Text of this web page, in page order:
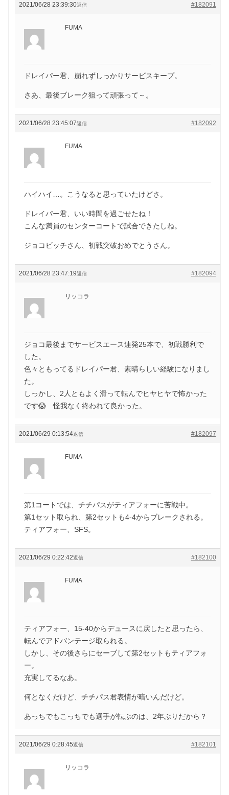
2021/06/28 23:39:30 #182091
返信
FUMA
ドレイパー君、崩れずしっかりサービスキープ。
さあ、最後ブレーク狙って頑張って～。
2021/06/28 23:45:07 #182092
返信
FUMA
ハイハイ…。こうなると思っていたけどさ。
ドレイパー君、いい時間を過ごせたね！
こんな満員のセンターコートで試合できたしね。
ジョコビッチさん、初戦突破おめでとうさん。
2021/06/28 23:47:19 #182094
返信
リッコラ
ジョコ最後までサービスエース連発25本で、初戦勝利で
した。
色々ともってるドレイパー君、素晴らしい経験になりまし
た。
しっかし、2人ともよく滑って転んでヒヤヒヤで怖かった
です😱 怪我なく終われて良かった。
2021/06/29 0:13:54 #182097
返信
FUMA
第1コートでは、チチパスがティアフォーに苦戦中。
第1セット取られ、第2セットも4-4からブレークされる。
ティアフォー、SFS。
2021/06/29 0:22:42 #182100
返信
FUMA
ティアフォー、15-40からデュースに戻したと思ったら、
転んでアドバンテージ取られる。
しかし、その後さらにセーブして第2セットもティアフォ
ー。
充実してるなあ。
何となくだけど、チチパス君表情が暗いんだけど。
あっちでもこっちでも選手が転ぶのは、2年ぶりだから？
2021/06/29 0:28:45 #182101
返信
リッコラ